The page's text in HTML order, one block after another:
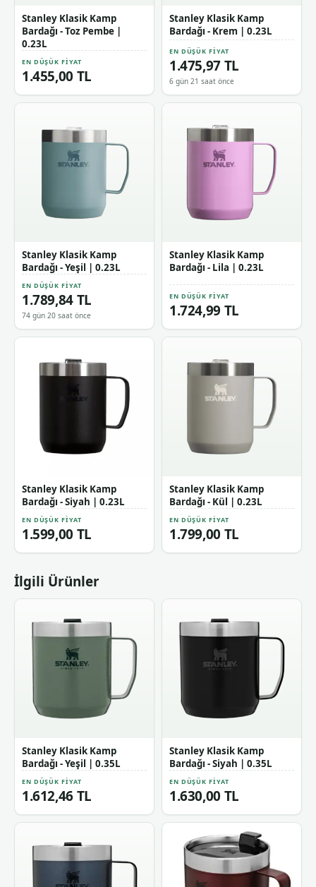
Stanley Klasik Kamp
Bardağı - Toz Pembe |
0.23L
EN DÜŞÜK FIYAT
1.455,00 TL
Stanley Klasik Kamp
Bardağı - Krem | 0.23L
EN DÜŞÜK FIYAT
1.475,97 TL
6 gün 21 saat önce
Stanley Klasik Kamp
Bardağı - Yeşil | 0.23L
EN DÜŞÜK FIYAT
1.789,84 TL
74 gün 20 saat önce
Stanley Klasik Kamp
Bardağı - Lila | 0.23L
EN DÜŞÜK FIYAT
1.724,99 TL
Stanley Klasik Kamp
Bardağı - Siyah | 0.23L
EN DÜŞÜK FIYAT
1.599,00 TL
Stanley Klasik Kamp
Bardağı - Kül | 0.23L
EN DÜŞÜK FIYAT
1.799,00 TL
İlgili Ürünler
Stanley Klasik Kamp
Bardağı - Yeşil | 0.35L
EN DÜŞÜK FIYAT
1.612,46 TL
Stanley Klasik Kamp
Bardağı - Siyah | 0.35L
EN DÜŞÜK FIYAT
1.630,00 TL